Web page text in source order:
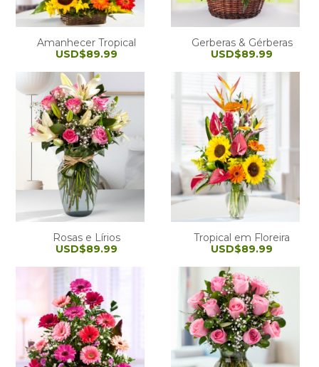
Amanhecer Tropical
USD$89.99
Gerberas & Gérberas
USD$89.99
Rosas e Lírios
USD$89.99
Tropical em Floreira
USD$89.99